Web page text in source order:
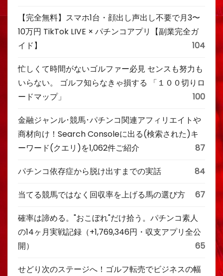
【完全無料】スマホ1台・顔出し声出し不要で月3〜
10万円 TikTok LIVE × パチンコアプリ【副業完全ガ
イド】
104
忙しくて時間がないゴルファー必見 センスも努力も
いらない。 ゴルフ知らなきゃ損する 「１００切りロ
ードマップ」
100
金融ジャンル･競馬･パチンコ関連アフィリエイトや
商材向け！Search Consoleに出る(検索された)キ
ーワード(クエリ)を1,062件ご紹介
87
パチンコ依存症から脱け出すまでの実話 84
当てる競馬ではなく回収率を上げる馬の選び方 67
確率は諦める。"おこぼれ"だけ拾う。パチンコ素人
の14ヶ月実戦記録（+1,769,346円・収支アプリ全公
開）
65
せどり次のステージへ！ゴルフ転売でビジネスの幅